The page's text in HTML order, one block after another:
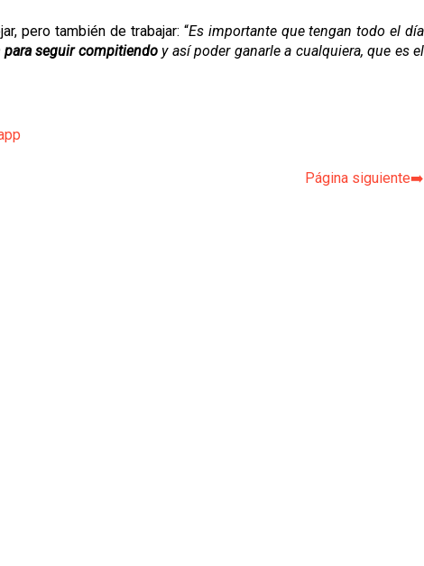
pero también de trabajar: “Es importante que tengan todo el día
seguir compitiendoy así poder ganarle a cualquiera, que es el
Página siguiente➡️